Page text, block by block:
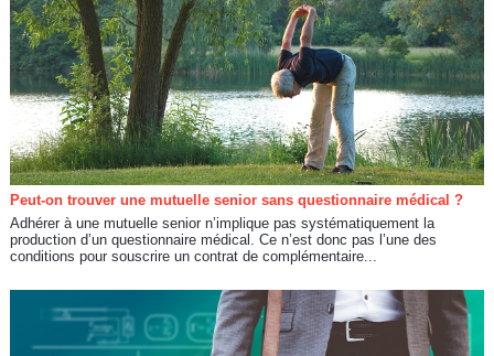
Peut-on trouver une mutuelle senior sans questionnaire médical ?
Adhérer à une mutuelle senior n’implique pas systématiquement la
production d’un questionnaire médical. Ce n’est donc pas l’une des
conditions pour souscrire un contrat de complémentaire...